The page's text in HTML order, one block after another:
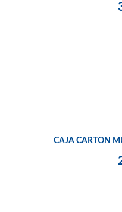
CAJA CARTON